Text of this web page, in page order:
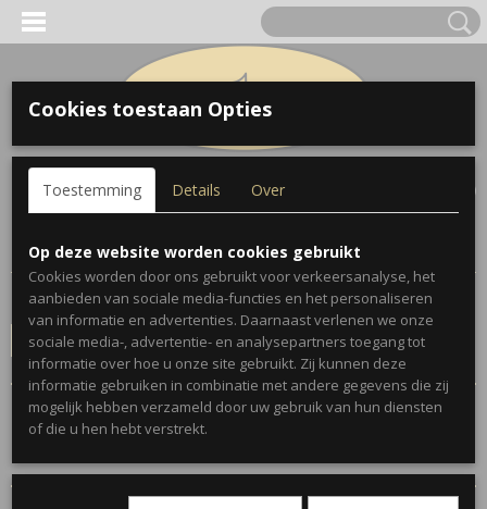
Inloggen Registreren
(0)
Home >Geschenken >Parking Signs
Conditie
Selecteer 1 of meerdere
opties
Sorteer op:
Cookies toestaan Opties
Toestemming Details Over
Op deze website worden cookies gebruikt
Cookies worden door ons gebruikt voor verkeersanalyse, het
aanbieden van sociale media-functies en het personaliseren
van informatie en advertenties. Daarnaast verlenen we onze
sociale media-, advertentie- en analysepartners toegang tot
informatie over hoe u onze site gebruikt. Zij kunnen deze
informatie gebruiken in combinatie met andere gegevens die zij
mogelijk hebben verzameld door uw gebruik van hun diensten
of die u hen hebt verstrekt.